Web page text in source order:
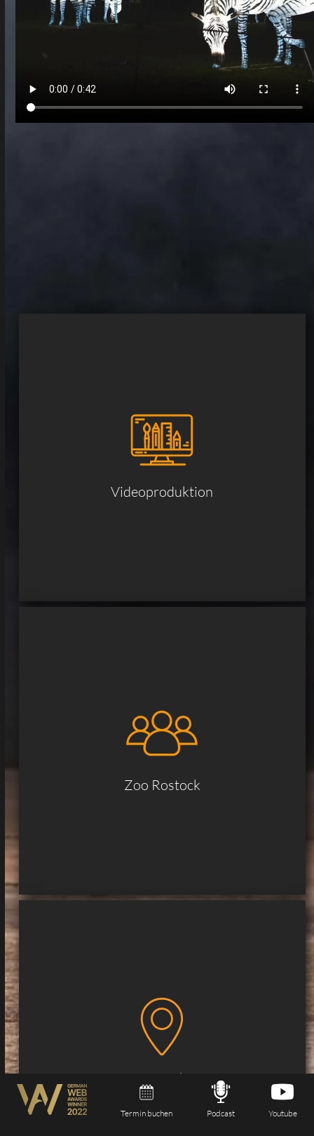
Videoproduktion
Zoo Rostock
Rostock
Termin buchen Podcast Youtube